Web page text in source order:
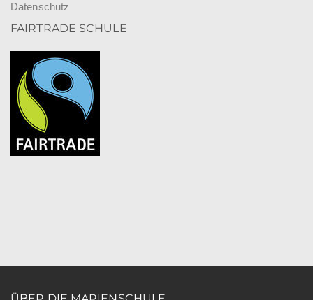
Datenschutz
FAIRTRADE SCHULE